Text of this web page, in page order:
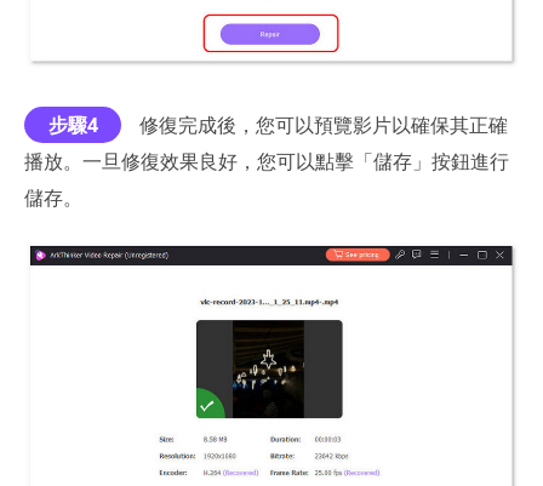
步驟4
修復完成後，您可以預覽影片以確保其正確
播放。一旦修復效果良好，您可以點擊「儲存」按鈕進行
儲存。